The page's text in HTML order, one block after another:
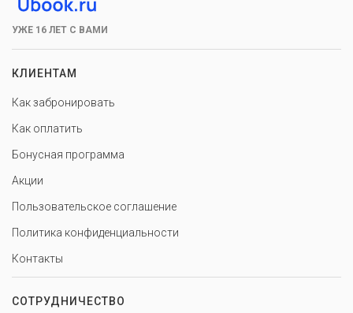
УЖЕ 16 ЛЕТ С ВАМИ
КЛИЕНТАМ
Как забронировать
Как оплатить
Бонусная программа
Акции
Пользовательское соглашение
Политика конфиденциальности
Контакты
СОТРУДНИЧЕСТВО